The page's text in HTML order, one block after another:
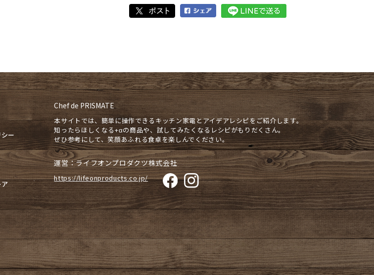
ー
Chef de PRISMATE
本サイトでは、簡単に操作できるキッチン家電とアイデアレシピをご紹介します。
知ったらほしくなる+αの商品や、試してみたくなるレシピがもりだくさん。
ぜひ参考にして、笑顔あふれる食卓を楽しんでください。
運営：ライフオンプロダクツ株式会社
https://lifeonproducts.co.jp/